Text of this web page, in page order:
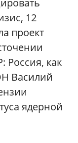
12
проект
Россия, как
Василий
ядерной